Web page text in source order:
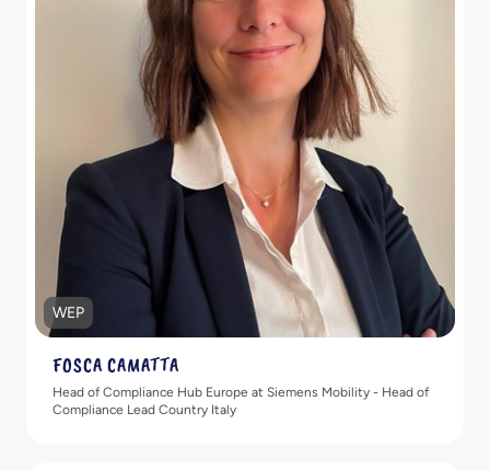
Scopri di più
WEP
FOSCA CAMATTA
Head of Compliance Hub Europe at Siemens Mobility - Head of
Compliance Lead Country Italy